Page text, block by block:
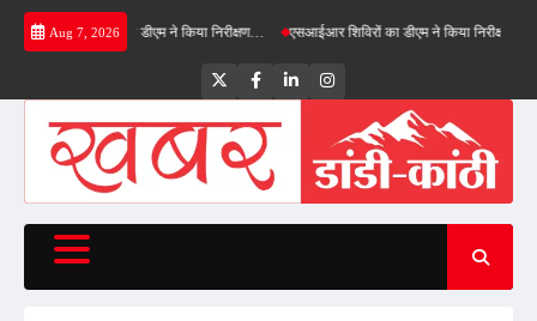
Skip
Aug 7, 2026
बाईपास का डीएम ने किया निरीक्षण… एसआईआर शिविरों का डीएम ने किया निरीक्षण, बोले—कोई
TwitterFacebookLinkedInInstagram